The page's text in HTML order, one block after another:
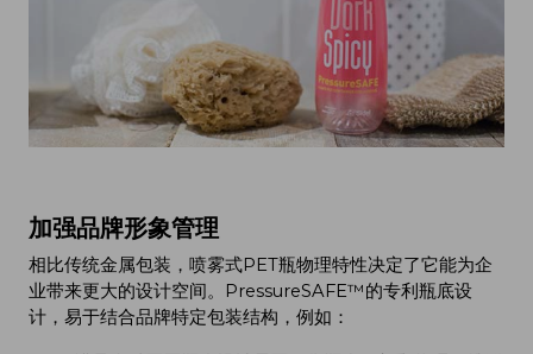
加强品牌形象管理
相比传统金属包装，喷雾式PET瓶物理特性决定了它能为企
业带来更大的设计空间。PressureSAFE™的专利瓶底设
计，易于结合品牌特定包装结构，例如：